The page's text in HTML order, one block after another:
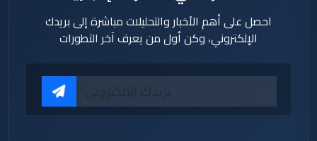
احصل على أهم الأخبار والتحليلات مباشرة إلى بريدك
الإلكتروني، وكن أول من يعرف آخر التطورات